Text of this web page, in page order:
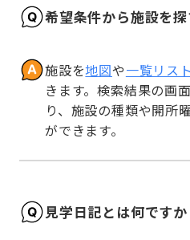
希望条件から施設を
施設を地図や一覧リスト
きます。検索結果の画
り、施設の種類や開所
ができます。
見学日記とは何ですか